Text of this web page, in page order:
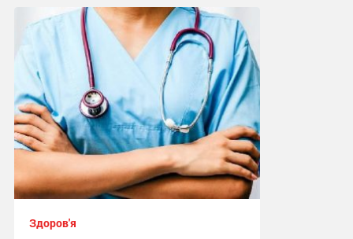
Здоров'я